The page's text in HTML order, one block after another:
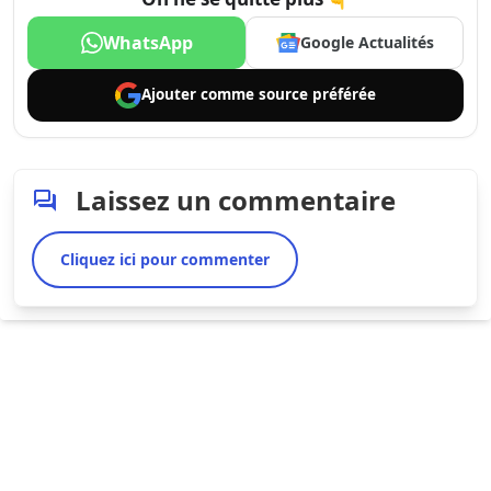
WhatsApp Google Actualités
Ajouter comme source préférée
Laissez un commentaire
Cliquez ici pour commenter